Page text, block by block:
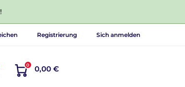
Registrierung Sich anmelden
0 0,00 €